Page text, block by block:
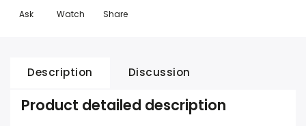
Ask Watch Share
Description Discussion
Product detailed description